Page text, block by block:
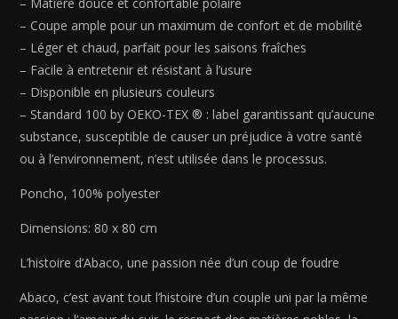
– Coupe ample pour un maximum de confort et de mobilité
– Léger et chaud, parfait pour les saisons fraîches
– Facile à entretenir et résistant à l’usure
– Disponible en plusieurs couleurs
– Standard 100 by OEKO-TEX ® : label garantissant qu’aucune
substance, susceptible de causer un préjudice à votre santé
ou à l’environnement, n’est utilisée dans le processus.
Poncho, 100% polyester
Dimensions: 80 x 80 cm
L’histoire d’Abaco, une passion née d’un coup de foudre
Abaco, c’est avant tout l’histoire d’un couple uni par la même